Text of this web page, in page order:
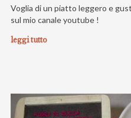
Voglia di un piatto leggero e
sul mio canale youtube !
leggi tutto